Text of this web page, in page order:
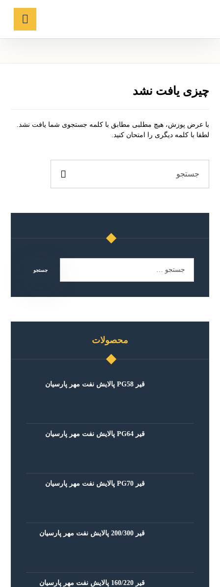
چیزی یافت نشد
با عرض پوزش، هیچ مطلبی مطابق با کلمه جستجوی شما یافت نشد.
لطفا با کلمه دیگری را امتحان کنید.
محصولات
قیر PG58 پالایش نفت مهر پارسیان
قیر PG64 پالایش نفت مهر پارسیان
قیر PG70 پالایش نفت مهر پارسیان
قیر 200/300 پالایش نفت مهر پارسیان
قیر 160/220 پالایش نفت مهر پارسیان